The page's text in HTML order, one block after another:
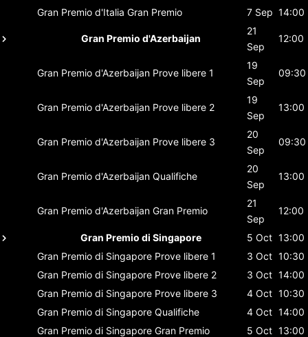
Gran Premio d'Italia Gran Premio 7 Sep 14:00
Gran Premio d'Azerbaijan
21
Sep
12:00
Gran Premio d'Azerbaijan Prove libere 1
19
Sep
09:30
Gran Premio d'Azerbaijan Prove libere 2
19
Sep
13:00
Gran Premio d'Azerbaijan Prove libere 3
20
Sep
09:30
Gran Premio d'Azerbaijan Qualifiche
20
Sep
13:00
Gran Premio d'Azerbaijan Gran Premio
21
Sep
12:00
Gran Premio di Singapore 5 Oct 13:00
Gran Premio di Singapore Prove libere 1 3 Oct 10:30
Gran Premio di Singapore Prove libere 2 3 Oct 14:00
Gran Premio di Singapore Prove libere 3 4 Oct 10:30
Gran Premio di Singapore Qualifiche 4 Oct 14:00
Gran Premio di Singapore Gran Premio 5 Oct 13:00